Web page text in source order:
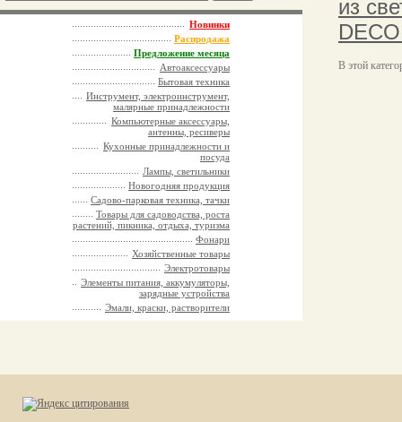
Новинки
Распродажа
Предложение месяца
Автоаксессуары
Бытовая техника
Инструмент, электроинструмент,
малярные принадлежности
Компьютерные аксессуары,
антенны, ресиверы
Кухонные принадлежности и
посуда
Лампы, светильники
Новогодняя продукция
Садово-парковая техника, тачки
Товары для садоводства, роста
растений, пикника, отдыха, туризма
Фонари
Хозяйственные товары
Электротовары
Элементы питания, аккумуляторы,
зарядные устройства
Эмали, краски, растворители
из
В этой